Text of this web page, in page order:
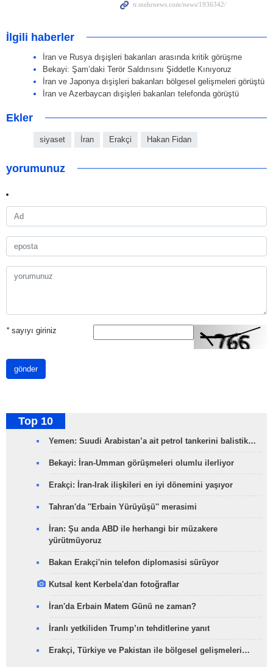
İlgili haberler
İran ve Rusya dışişleri bakanları arasında kritik görüşme
Bekayi: Şam’daki Terör Saldırısını Şiddetle Kınıyoruz
İran ve Japonya dışişleri bakanları bölgesel gelişmeleri görüştü
İran ve Azerbaycan dışişleri bakanları telefonda görüştü
Ekler
siyaset İran Erakçi Hakan Fidan
yorumunuz
*sayıyı giriniz
gönder
Top 10
Yemen: Suudi Arabistan’a ait petrol tankerini balistik…
Bekayi: İran-Umman görüşmeleri olumlu ilerliyor
Erakçi: İran-Irak ilişkileri en iyi dönemini yaşıyor
Tahran'da ''Erbain Yürüyüşü'' merasimi
İran: Şu anda ABD ile herhangi bir müzakere
yürütmüyoruz
Bakan Erakçi'nin telefon diplomasisi sürüyor
Kutsal kent Kerbela'dan fotoğraflar
İran'da Erbain Matem Günü ne zaman?
İranlı yetkiliden Trump’ın tehditlerine yanıt
Erakçi, Türkiye ve Pakistan ile bölgesel gelişmeleri…